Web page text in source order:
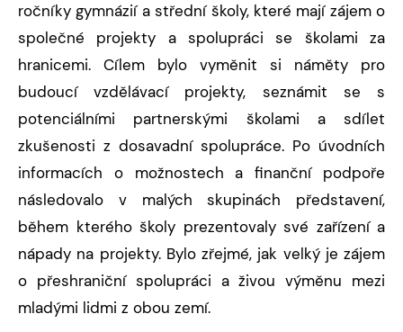
ročníky gymnázií a střední školy, které mají zájem o
společné projekty a spolupráci se školami za
hranicemi. Cílem bylo vyměnit si náměty pro
budoucí vzdělávací projekty, seznámit se s
potenciálními partnerskými školami a sdílet
zkušenosti z dosavadní spolupráce. Po úvodních
informacích o možnostech a finanční podpoře
následovalo v malých skupinách představení,
během kterého školy prezentovaly své zařízení a
nápady na projekty. Bylo zřejmé, jak velký je zájem
o přeshraniční spolupráci a živou výměnu mezi
mladými lidmi z obou zemí.